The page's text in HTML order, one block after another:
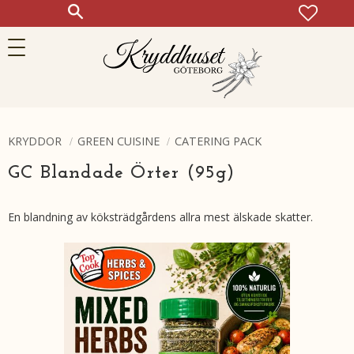
KRYDDOR GREEN CUISINE CATERING PACK
GC Blandade Örter (95g)
En blandning av köksträdgårdens allra mest älskade skatter.